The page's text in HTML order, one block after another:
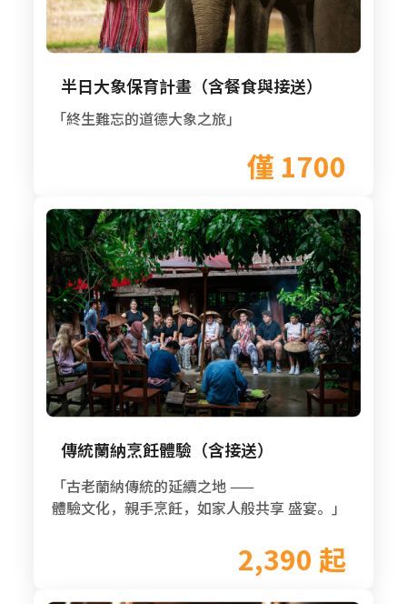
半日大象保育計畫（含餐食與接送）
「終生難忘的道德大象之旅」
僅 1700
傳統蘭納烹飪體驗（含接送）
「古老蘭納傳統的延續之地 ——
體驗文化，親手烹飪，如家人般共享 盛宴。」
2,390 起